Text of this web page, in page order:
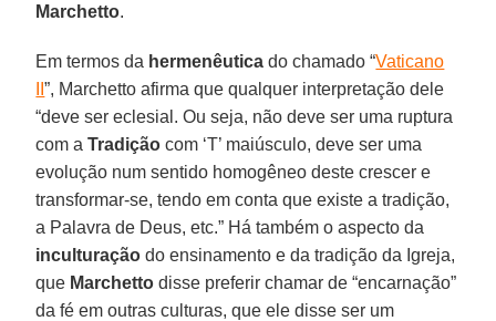
Marchetto.
Em termos da hermenêutica do chamado “Vaticano
II”, Marchetto afirma que qualquer interpretação dele
“deve ser eclesial. Ou seja, não deve ser uma ruptura
com aTradição com ‘T’ maiúsculo, deve ser uma
evolução num sentido homogêneo deste crescer e
transformar-se, tendo em conta que existe a tradição,
a Palavra de Deus, etc.” Há também o aspecto da
inculturação do ensinamento e da tradição da Igreja,
que Marchetto disse preferir chamar de “encarnação”
da fé em outras culturas, que ele disse ser um